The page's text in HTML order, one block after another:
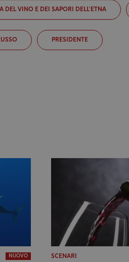
DEL VINO E DEI SAPORI DELL'ETNA
PRESIDENTE
NUOVO SCENARI